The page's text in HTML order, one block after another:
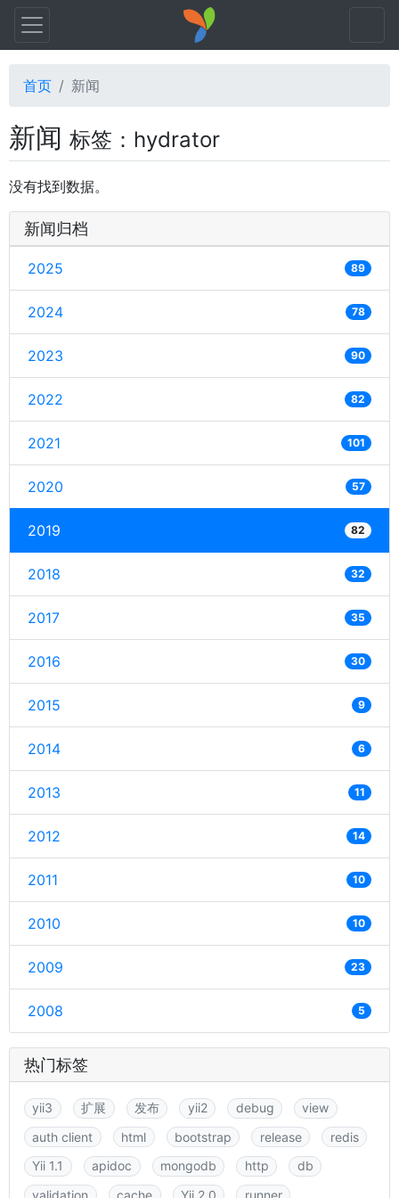
首页 新闻
新闻 标签：hydrator
没有找到数据。
新闻归档
2025 89
2024 78
2023 90
2022 82
2021 101
2020 57
2019 82
2018 32
2017 35
2016 30
2015 9
2014 6
2013 11
2012 14
2011 10
2010 10
2009 23
2008 5
热门标签
yii3 扩展 发布 yii2 debug
view
auth client
html bootstrap release
redis
Yii 1.1
apidoc mongodb http
db
validation
cache Yii 2.0 runner